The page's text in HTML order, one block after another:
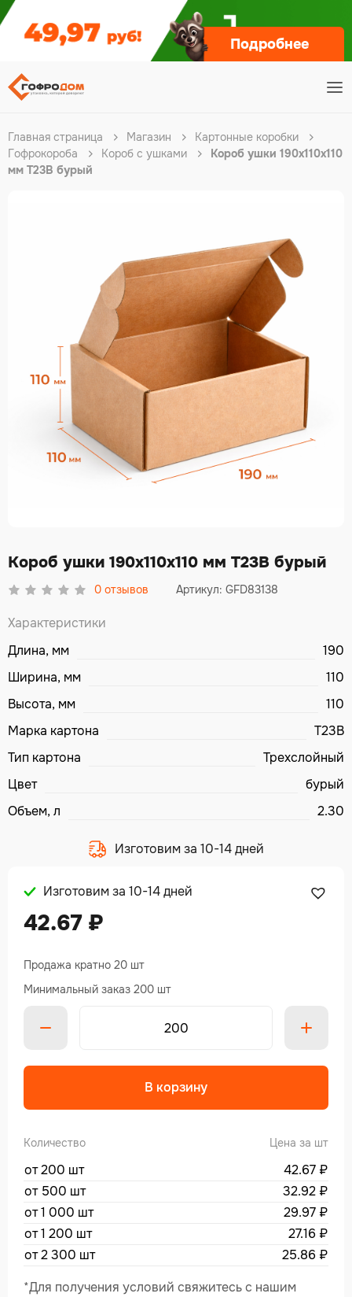
Подробнее
Главная страница Магазин
Картонные коробки
Гофрокороба
Короб с ушками
Короб ушки 190х110х110
мм Т23В бурый
Короб ушки 190х110х110 мм Т23В бурый
0 отзывов Артикул: GFD83138
Характеристики
Длина, мм
190
Ширина, мм
110
Высота, мм
110
Марка картона
Т23В
Тип картона
Трехслойный
Цвет
бурый
Объем, л
2.30
Изготовим за 10-14 дней
Изготовим за 10-14 дней
42.67 ₽
Продажа кратно 20 шт
Минимальный заказ 200 шт
В корзину
Количество Цена за шт
от 200 шт 42.67 ₽
от 500 шт
32.92 ₽
от 1 000 шт
29.97 ₽
от 1 200 шт
27.16 ₽
от 2 300 шт
25.86 ₽
*Для получения условий свяжитесь с нашим